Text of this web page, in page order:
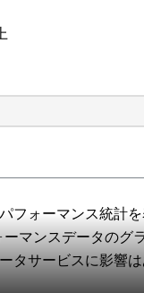
フォーマンス統計
マンスデータのグ
タサービスに影響は